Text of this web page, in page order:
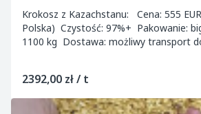
Krokosz z Kazachstanu: Cena: 555
Polska) Czystość: 97%+ Pakowanie:
1100 kg Dostawa: możliwy transport
2392,00 zł / t